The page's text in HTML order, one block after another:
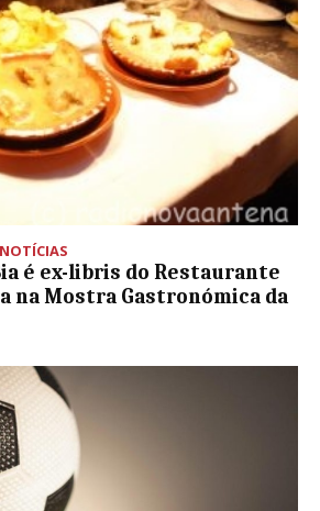
NOTÍCIAS
é ex-libris do Restaurante
na Mostra Gastronómica da